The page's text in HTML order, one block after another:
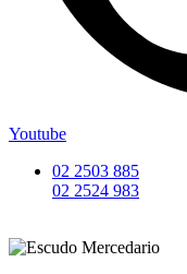
Youtube
02 2503 885
02 2524 983